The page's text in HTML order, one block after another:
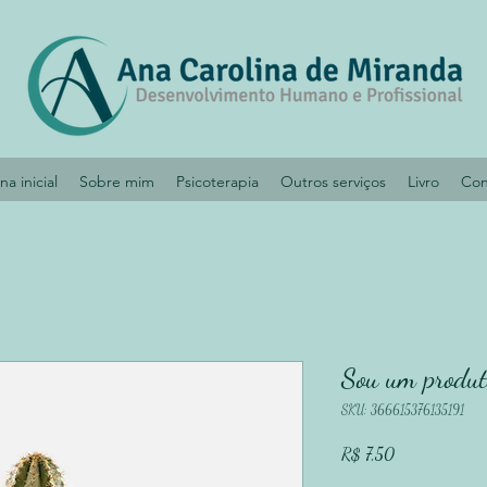
inicial Sobre mim Psicoterapia Outros serviços Livro
Sou um
SKU: 366615376135191
R$ 7,50Preço